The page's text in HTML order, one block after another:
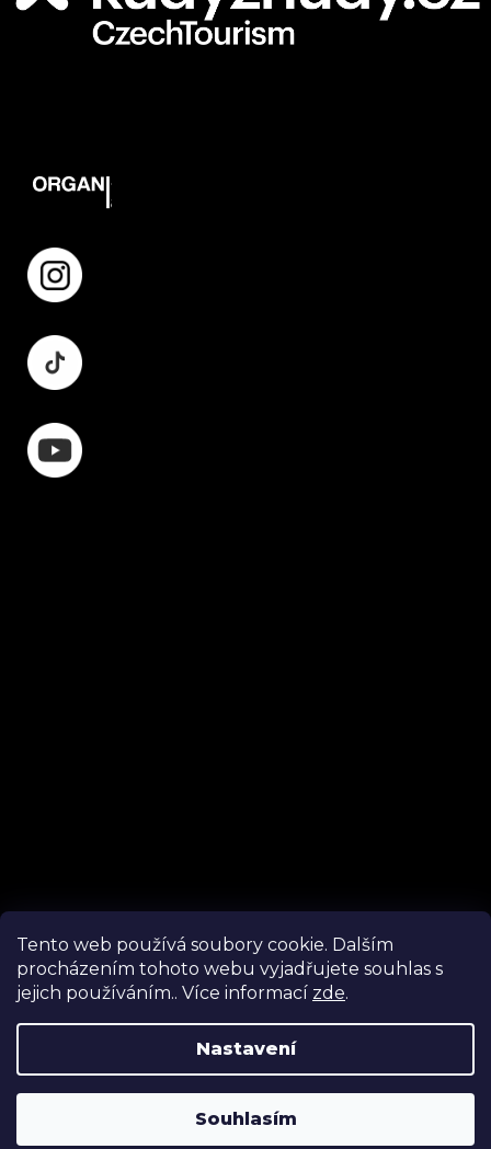
Tento web používá soubory cookie. Dalším
procházením tohoto webu vyjadřujete souhlas s
jejich používáním.. Více informací zde.
Nastavení
Souhlasím
Luxusní tištěné dárkové poukazy nyní v prodeji ☆ Novinka
šumivé bomby do koupele ☆ Nové termíny na svíčkové
Sledovat na Instagramu
Vytvořil Shoptet
Organic Lab. Všechna práva vyhrazena.